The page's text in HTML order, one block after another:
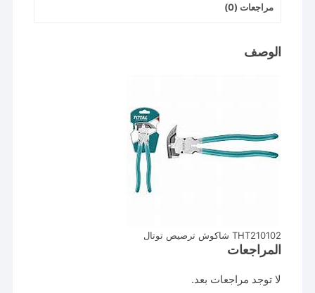
مراجعات (0)
الوصف
THT210102 شاكوش ترصيص توتال
المراجعات
لا توجد مراجعات بعد.